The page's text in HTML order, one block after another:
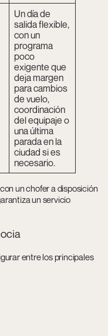
Un día de
salida flexible,
con un
programa
poco
exigente que
deja margen
para cambios
de vuelo,
coordinación
del equipaje o
una última
parada en la
ciudad si es
necesario.
un chofer a disposición
un servicio
entre los principales